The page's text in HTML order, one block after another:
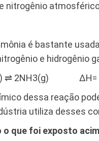
nitrogênio
et al.,
é bastante
e hidrogênio
⇌ 2NH3(g) ΔH=
dessa reação
utiliza desses
o que foi exposto